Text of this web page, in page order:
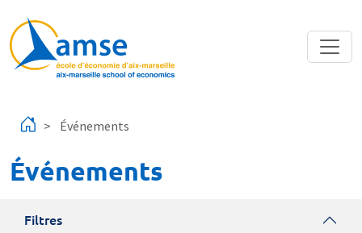
Événements
Événements
Filtres